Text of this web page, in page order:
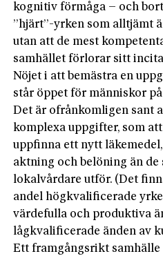
kognitiv förmåga – och
”hjärt”-yrken som alltjämt
utan att de mest
samhället förlorar sitt
Nöjet i att bemästra en
står öppet för människor
Det är ofrånkomligen sant
komplexa uppgifter, som
uppfinna ett nytt
aktning och belöning än de
lokalvårdare utför. (Det
andel högkvalificerade
värdefulla och produktiva
lågkvalificerade änden av
Ett framgångsrikt